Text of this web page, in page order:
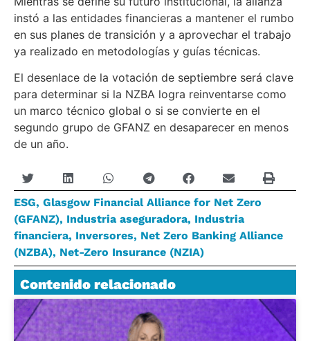
instó a las entidades financieras a mantener el rumbo
en sus planes de transición y a aprovechar el trabajo
ya realizado en metodologías y guías técnicas.
El desenlace de la votación de septiembre será clave
para determinar si la NZBA logra reinventarse como
un marco técnico global o si se convierte en el
segundo grupo de GFANZ en desaparecer en menos
de un año.
ESG, Glasgow Financial Alliance for Net Zero
(GFANZ), Industria aseguradora, Industria
financiera, Inversores, Net Zero Banking Alliance
(NZBA), Net-Zero Insurance (NZIA)
Contenido relacionado